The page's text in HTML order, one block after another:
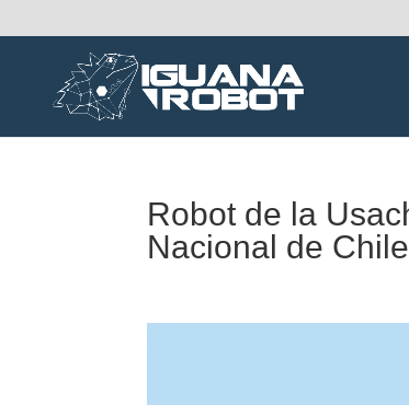
Robot de la
Nacional de Chile